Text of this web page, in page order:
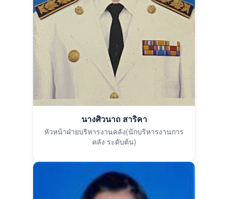
นางศิวนาถ สาริคา
หัวหน้าฝ่ายบริหารงานคลัง(นักบริหารงานการ
คลัง ระดับต้น)